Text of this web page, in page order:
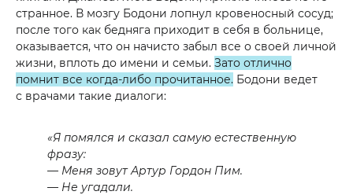
странное. В мозгу Бодони лопнул кровеносный соcуд;
после того как бедняга приходит в себя в больнице,
оказывается, что он начисто забыл все о своей личной
жизни, вплоть до имени и семьи. Зато отлично
помнит все когда-либо прочитанное. Бодони ведет
с врачами такие диалоги:
«Я помялся и сказал самую естественную
фразу:
— Меня зовут Артур Гордон Пим.
— Не угадали.